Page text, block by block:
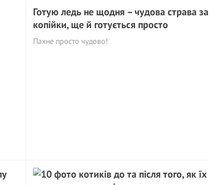
Готую ледь не щодня – чудова страва за
копійки, ще й готується просто
Пахне просто чудово!